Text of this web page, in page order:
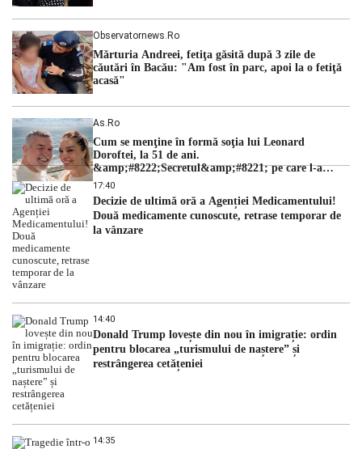
Observatornews.ro
Mărturia Andreei, fetiţa găsită după 3 zile de
căutări în Bacău: "Am fost în parc, apoi la o fetiţă
acasă"
As.ro
Cum se menţine în formă soţia lui Leonard
Doroftei, la 51 de ani.
&amp;#8222;Secretul&amp;#8221; pe care l-a
dezvăluit
17:40
Decizie de ultimă oră a Agenției Medicamentului!
Două medicamente cunoscute, retrase temporar de
la vânzare
14:40
Donald Trump lovește din nou în imigrație: ordin
pentru blocarea „turismului de naștere” și
restrângerea cetățeniei
14:35